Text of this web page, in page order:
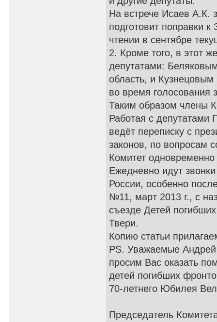
На встрече Исаев А.К.
подготовит поправки
чтении в сентябре
2. Кроме того, в этот
депутатами:
область, и
во время голосования
Таким образом члены
Работая с
ведёт переписку с
законов, по вопросам
Комитет
Ежедневно идут
России, особенно
№11, март 2013 г., с
съезде Детей
Твери.
Копию статьи
PS. Уважаемые
просим Вас оказать
детей погибших
70-летнего Юбилея
Председатель